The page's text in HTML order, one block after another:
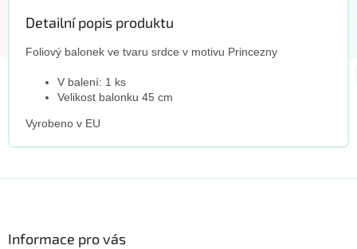
Detailní popis produktu
Foliový balonek ve tvaru srdce v motivu Princezny
V balení: 1 ks
Velikost balonku 45 cm
Vyrobeno v EU
Informace pro vás